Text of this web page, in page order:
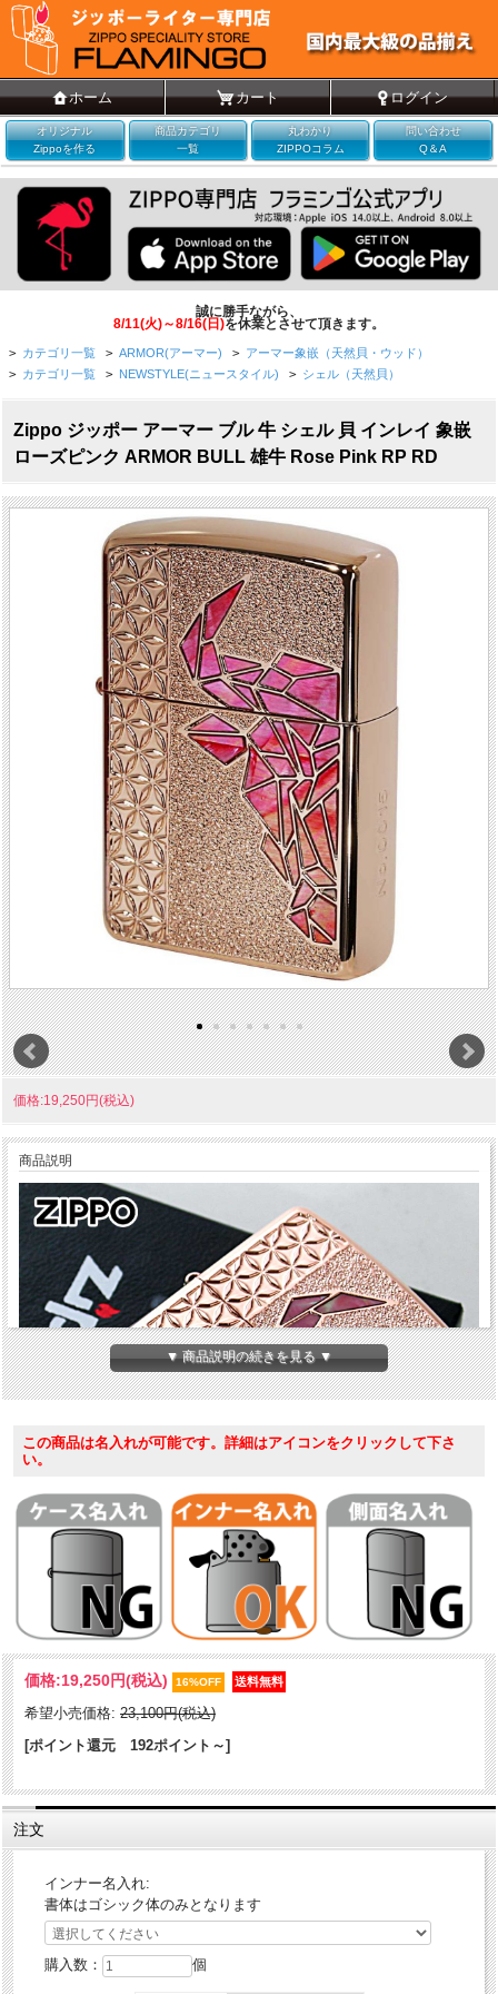
ホーム カート ログイン
オリジナル
Zippoを作る
商品カテゴリ
一覧
丸わかり
ZIPPOコラム
問い合わせ
Q＆A
誠に勝手ながら、
8/11(火)～8/16(日)を休業とさせて頂きます。
> カテゴリ一覧 > ARMOR(アーマー) > アーマー象嵌（天然貝・ウッド）
> カテゴリ一覧 > NEWSTYLE(ニュースタイル) > シェル（天然貝）
Zippo ジッポー アーマー ブル 牛 シェル 貝 インレイ 象嵌
ローズピンク ARMOR BULL 雄牛 Rose Pink RP RD
価格:19,250円(税込)
商品説明
その名も「BULL 雄牛」。表面は、多角形を組み合わせて表現した
BULLにシェルを貼り付け、エッチングで背景を繊細にデザイン。裏面
は、シンプルにエッチングでBULLを加工。シェルは、それぞれベース
カラーに合わせたカラーを採用。また、レギュラーケースの1.5倍の厚
みを持つアーマーケースを使用。側面にシリアル番号を刻印したスペ
ケース形状：アーマー・ケース
加工表面処理：メッキコーチング｜両面エッチング｜貝貼り
その他：シリアル番号（番号指定不可）
▼ 商品説明の続きを見る ▼
この商品は名入れが可能です。詳細はアイコンをクリックして下さ
い。
価格:19,250円(税込) 16%OFF
希望小売価格: 23,100円(税込)
[ポイント還元 192ポイント～]
注文
インナー名入れ:
書体はゴシック体のみとなります
購入数： 個